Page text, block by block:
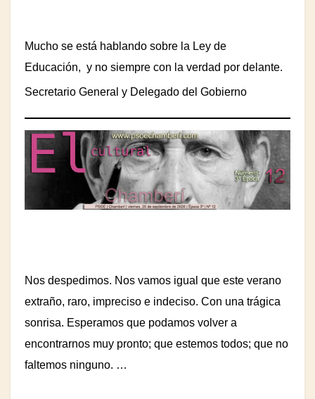
Mucho se está hablando sobre la Ley de
Educación, y no siempre con la verdad por delante.
Secretario General y Delegado del Gobierno
Nos despedimos. Nos vamos igual que este verano
extraño, raro, impreciso e indeciso. Con una trágica
sonrisa. Esperamos que podamos volver a
encontrarnos muy pronto; que estemos todos; que no
faltemos ninguno. …